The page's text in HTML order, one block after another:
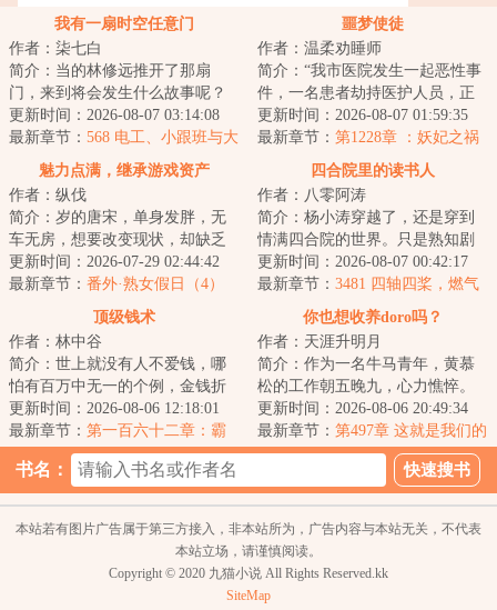
我有一扇时空任意门
作者：柒七白
简介：当的林修远推开了那扇
门，来到将会发生什么故事呢？
那么……过去的郑秀妍将会未来
的Jessica开始对...
更新时间：2026-08-07 03:14:08
最新章节： 568 电工、小跟班与大
柚子（求订阅求月票）
噩梦使徒
作者：温柔劝睡师
简介：“我市医院发生一起恶性事
件，一名患者劫持医护人员，正
在与警方对峙......”杨逍关闭电视
机，下一...
更新时间：2026-08-07 01:59:35
最新章节： 第1228章 ：妖妃之祸
魅力点满，继承游戏资产
作者：纵伐
简介：岁的唐宋，单身发胖，无
车无房，想要改变现状，却缺乏
精力、信念和方向。遭遇职场霸
凌后，玩了三年...
更新时间：2026-07-29 02:44:42
最新章节： 番外·熟女假日（4）
四合院里的读书人
作者：八零阿涛
简介：杨小涛穿越了，还是穿到
情满四合院的世界。只是熟知剧
情的他，更倾向于称呼为禽满四
合院。刚来就碰...
更新时间：2026-08-07 00:42:17
最新章节： 3481 四轴四桨，燃气
顶级钱术
作者：林中谷
简介：世上就没有人不爱钱，哪
怕有百万中无一的个例，金钱折
不了他的腰，但却能折他父母的
腰，他亲戚的腰...
更新时间：2026-08-06 12:18:01
最新章节： 第一百六十二章：霸
你也想收养doro吗？
作者：天涯升明月
简介：作为一名牛马青年，黄慕
松的工作朝五晚九，心力憔悴。
而某天，在幽暗的小巷里，他遇
到了一只呆萌可...
更新时间：2026-08-06 20:49:34
最新章节： 第497章 这就是我们的
羁绊呀！（上）
书名：
本站若有图片广告属于第三方接入，非本站所为，广告内容与本站无关，不代表
本站立场，请谨慎阅读。
Copyright © 2020 九猫小说 All Rights Reserved.kk
SiteMap